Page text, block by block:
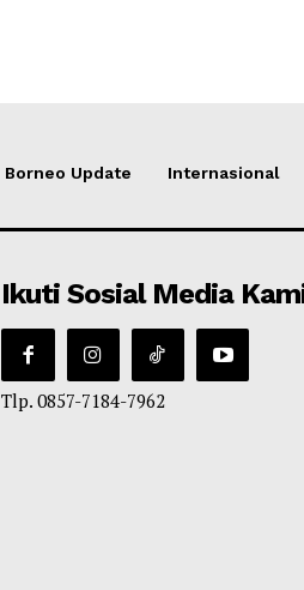
Borneo Update Internasional
Ikuti Sosial Media
Tlp. 0857-7184-7962